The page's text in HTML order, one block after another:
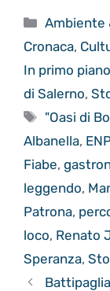
Categorie
Ambiente
Cronaca,
In primo piano
di Salerno,
Tag
"Oasi di
Albanella,
Fiabe,
leggendo,
Patrona,
loco, Renato
Speranza,